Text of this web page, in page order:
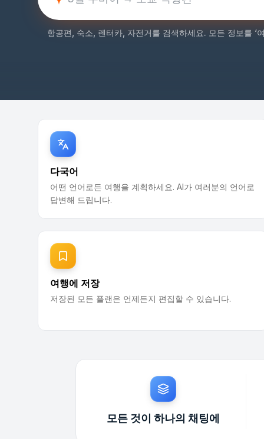
항공편, 숙소, 렌터카, 자전거를 검색하세요. 모든 정보를 ‘
다국어
어떤 언어로든 여행을 계획하세요. AI가 여러분의 언어로
답변해 드립니다.
여행에 저장
저장된 모든 플랜은 언제든지 편집할 수 있습니다.
모든 것이 하나의 채팅에